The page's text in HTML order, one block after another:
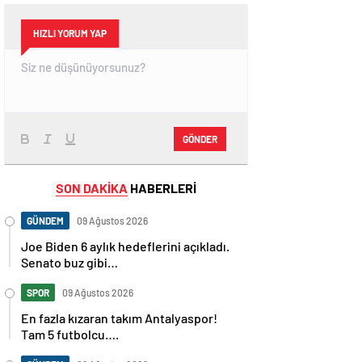
HIZLI YORUM YAP
GÖNDER
SON DAKİKA HABERLERİ
GÜNDEM 09 Ağustos 2026
Joe Biden 6 aylık hedeflerini açıkladı.
Senato buz gibi…
SPOR 09 Ağustos 2026
En fazla kızaran takım Antalyaspor!
Tam 5 futbolcu….